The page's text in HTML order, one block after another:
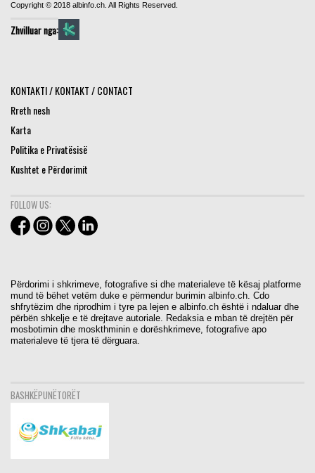
Copyright © 2018 albinfo.ch. All Rights Reserved.
Zhvilluar nga:
KONTAKTI / KONTAKT / CONTACT
Rreth nesh
Karta
Politika e Privatësisë
Kushtet e Përdorimit
FOLLOW US:
Përdorimi i shkrimeve, fotografive si dhe materialeve të kësaj platforme
mund të bëhet vetëm duke e përmendur burimin albinfo.ch. Cdo
shfrytëzim dhe riprodhim i tyre pa lejen e albinfo.ch është i ndaluar dhe
përbën shkelje e të drejtave autoriale. Redaksia e mban të drejtën për
mosbotimin dhe moskthminin e dorëshkrimeve, fotografive apo
materialeve të tjera të dërguara.
BASHKËPUNËTORËT